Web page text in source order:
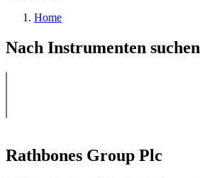
Home
Nach Instrumenten suchen
Rathbones Group Plc